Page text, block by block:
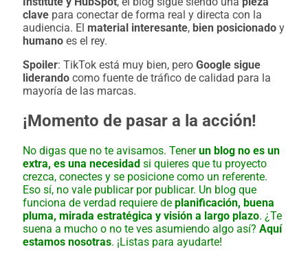
clave para conectar de forma real y directa con la
audiencia. El material interesante, bien posicionado y
humano es el rey.
Spoiler: TikTok está muy bien, pero Google sigue
liderando como fuente de tráfico de calidad para la
mayoría de las marcas.
¡Momento de pasar a la acción!
No digas que no te avisamos. Tenerun blog no es un
extra, es una necesidad si quieres que tu proyecto
crezca, conectes y se posicione como un referente.
Eso sí, no vale publicar por publicar. Un blog que
funciona de verdad requiere de planificación, buena
pluma, mirada estratégica y visión a largo plazo. ¿Te
suena a mucho o no te ves asumiendo algo así? Aquí
estamos nosotras. ¡Listas para ayudarte!